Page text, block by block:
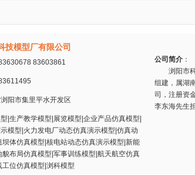
技模型厂有限公司
83603861
阳市集里平水开发区
|生产教学模型|展览模型|企业产品仿真模型|
模型|火力发电厂动态仿真演示模型|仿真动
体仿真模型|核电站动态仿真演示模型|新能
布局仿真模型|军事训练模型|航天航空仿真
位仿真模型|浏科模型
公司简介 ：
浏阳市科
组建，属湖
司，注册资
李东海先生